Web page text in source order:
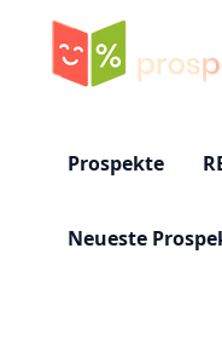
Prospekte
Neueste